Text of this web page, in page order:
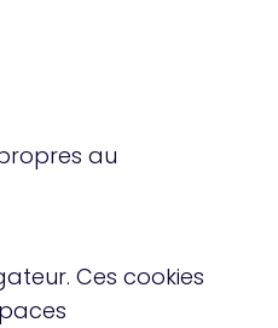
au
Ces cookies